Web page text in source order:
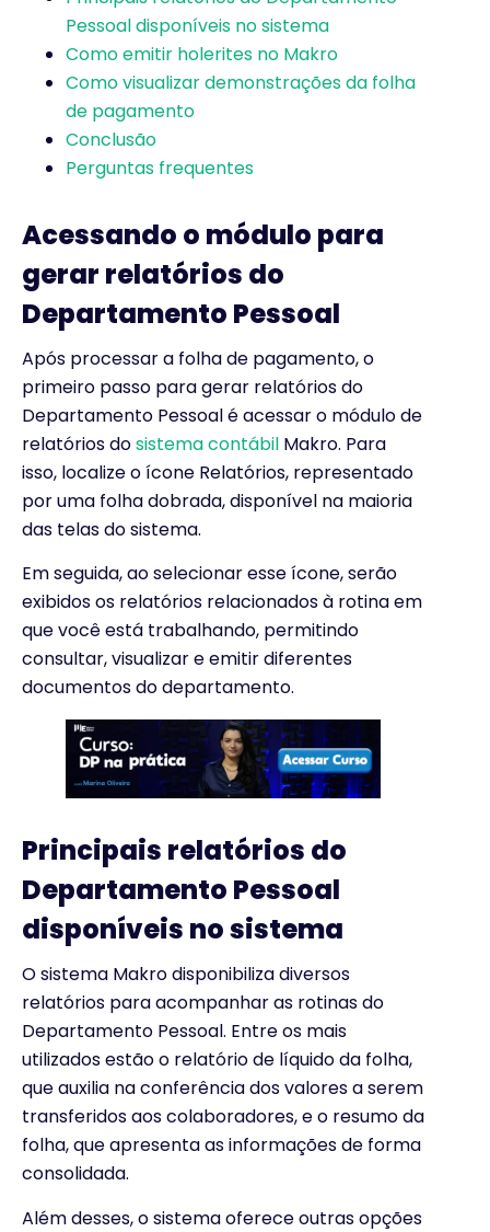
Pessoal disponíveis no sistema
Como emitir holerites no Makro
Como visualizar demonstrações da folha
de pagamento
Conclusão
Perguntas frequentes
Acessando o módulo para
gerar relatórios do
Departamento Pessoal
Após processar a folha de pagamento, o
primeiro passo para gerar relatórios do
Departamento Pessoal é acessar o módulo de
relatórios dosistema contábil Makro. Para
isso, localize o ícone Relatórios, representado
por uma folha dobrada, disponível na maioria
das telas do sistema.
Em seguida, ao selecionar esse ícone, serão
exibidos os relatórios relacionados à rotina em
que você está trabalhando, permitindo
consultar, visualizar e emitir diferentes
documentos do departamento.
Principais relatórios do
Departamento Pessoal
disponíveis no sistema
O sistema Makro disponibiliza diversos
relatórios para acompanhar as rotinas do
Departamento Pessoal. Entre os mais
utilizados estão o relatório de líquido da folha,
que auxilia na conferência dos valores a serem
transferidos aos colaboradores, e o resumo da
folha, que apresenta as informações de forma
consolidada.
Além desses, o sistema oferece outras opções